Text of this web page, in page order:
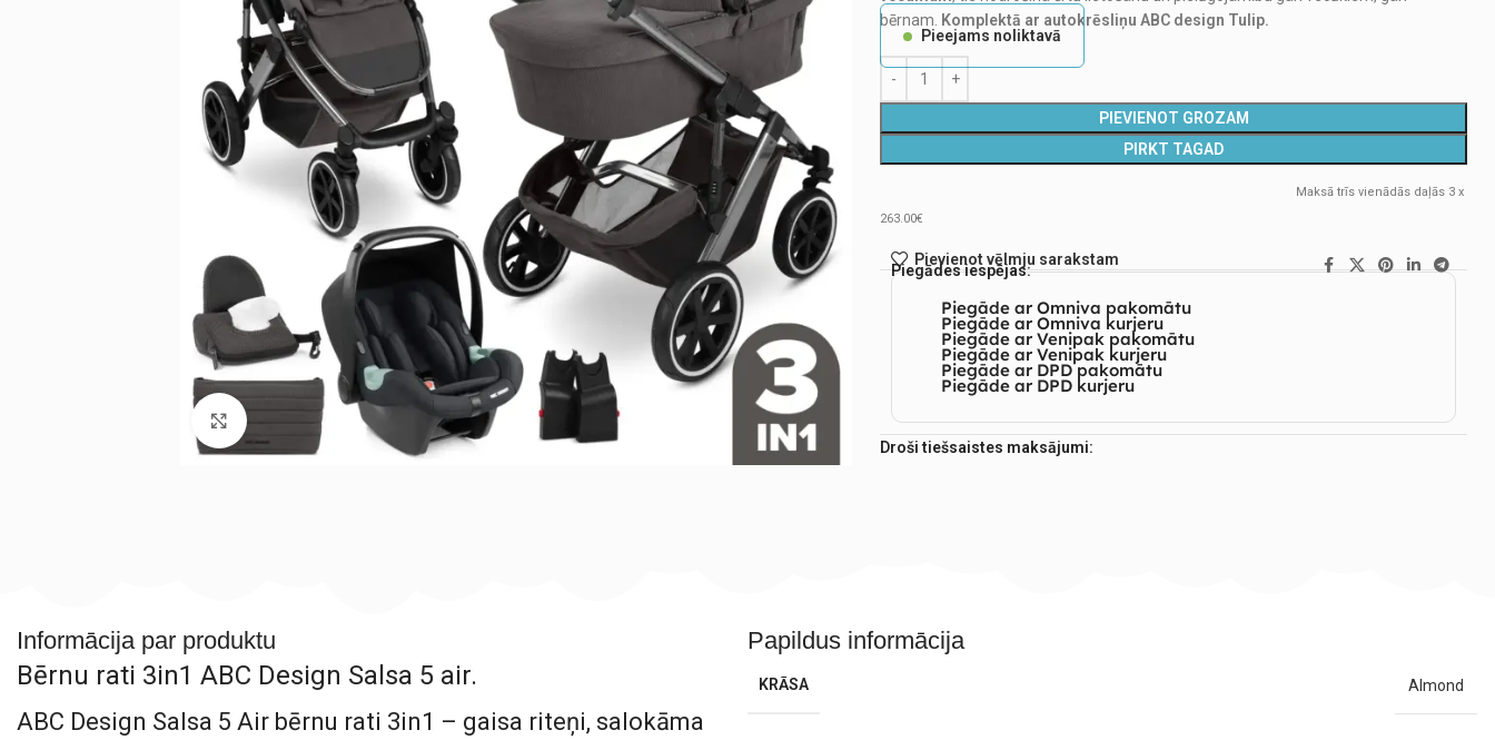
Noklikšķiniet, lai palielinātu
bērnam. Komplektā ar autokrēsliņu ABC design Tulip.
Pieejams noliktavā
PIEVIENOT GROZAM
PIRKT TAGAD
Maksā trīs vienādās daļās 3 x
263.00€
Pievienot vēlmju sarakstam
Piegādes iespējas:
Piegāde ar Omniva pakomātu
Piegāde ar Omniva kurjeru
Piegāde ar Venipak pakomātu
Piegāde ar Venipak kurjeru
Piegāde ar DPD pakomātu
Piegāde ar DPD kurjeru
Droši tiešsaistes maksājumi:
Informācija par produktu
Bērnu rati 3in1 ABC Design Salsa 5 air.
ABC Design Salsa 5 Air bērnu rati 3in1 – gaisa riteņi, salokāma
Papildus informācija
KRĀSA Almond